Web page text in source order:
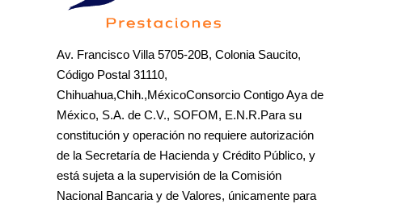
Av. Francisco Villa 5705-20B, Colonia Saucito,
Código Postal 31110,
Chihuahua,Chih.,MéxicoConsorcio Contigo Aya de
México, S.A. de C.V., SOFOM, E.N.R.Para su
constitución y operación no requiere autorización
de la Secretaría de Hacienda y Crédito Público, y
está sujeta a la supervisión de la Comisión
Nacional Bancaria y de Valores, únicamente para